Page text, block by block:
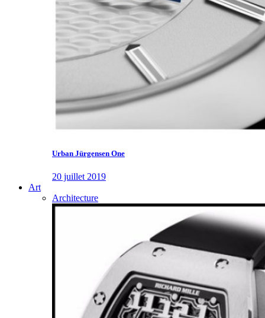
Urban Jürgensen One
20 juillet 2019
Art
Architecture